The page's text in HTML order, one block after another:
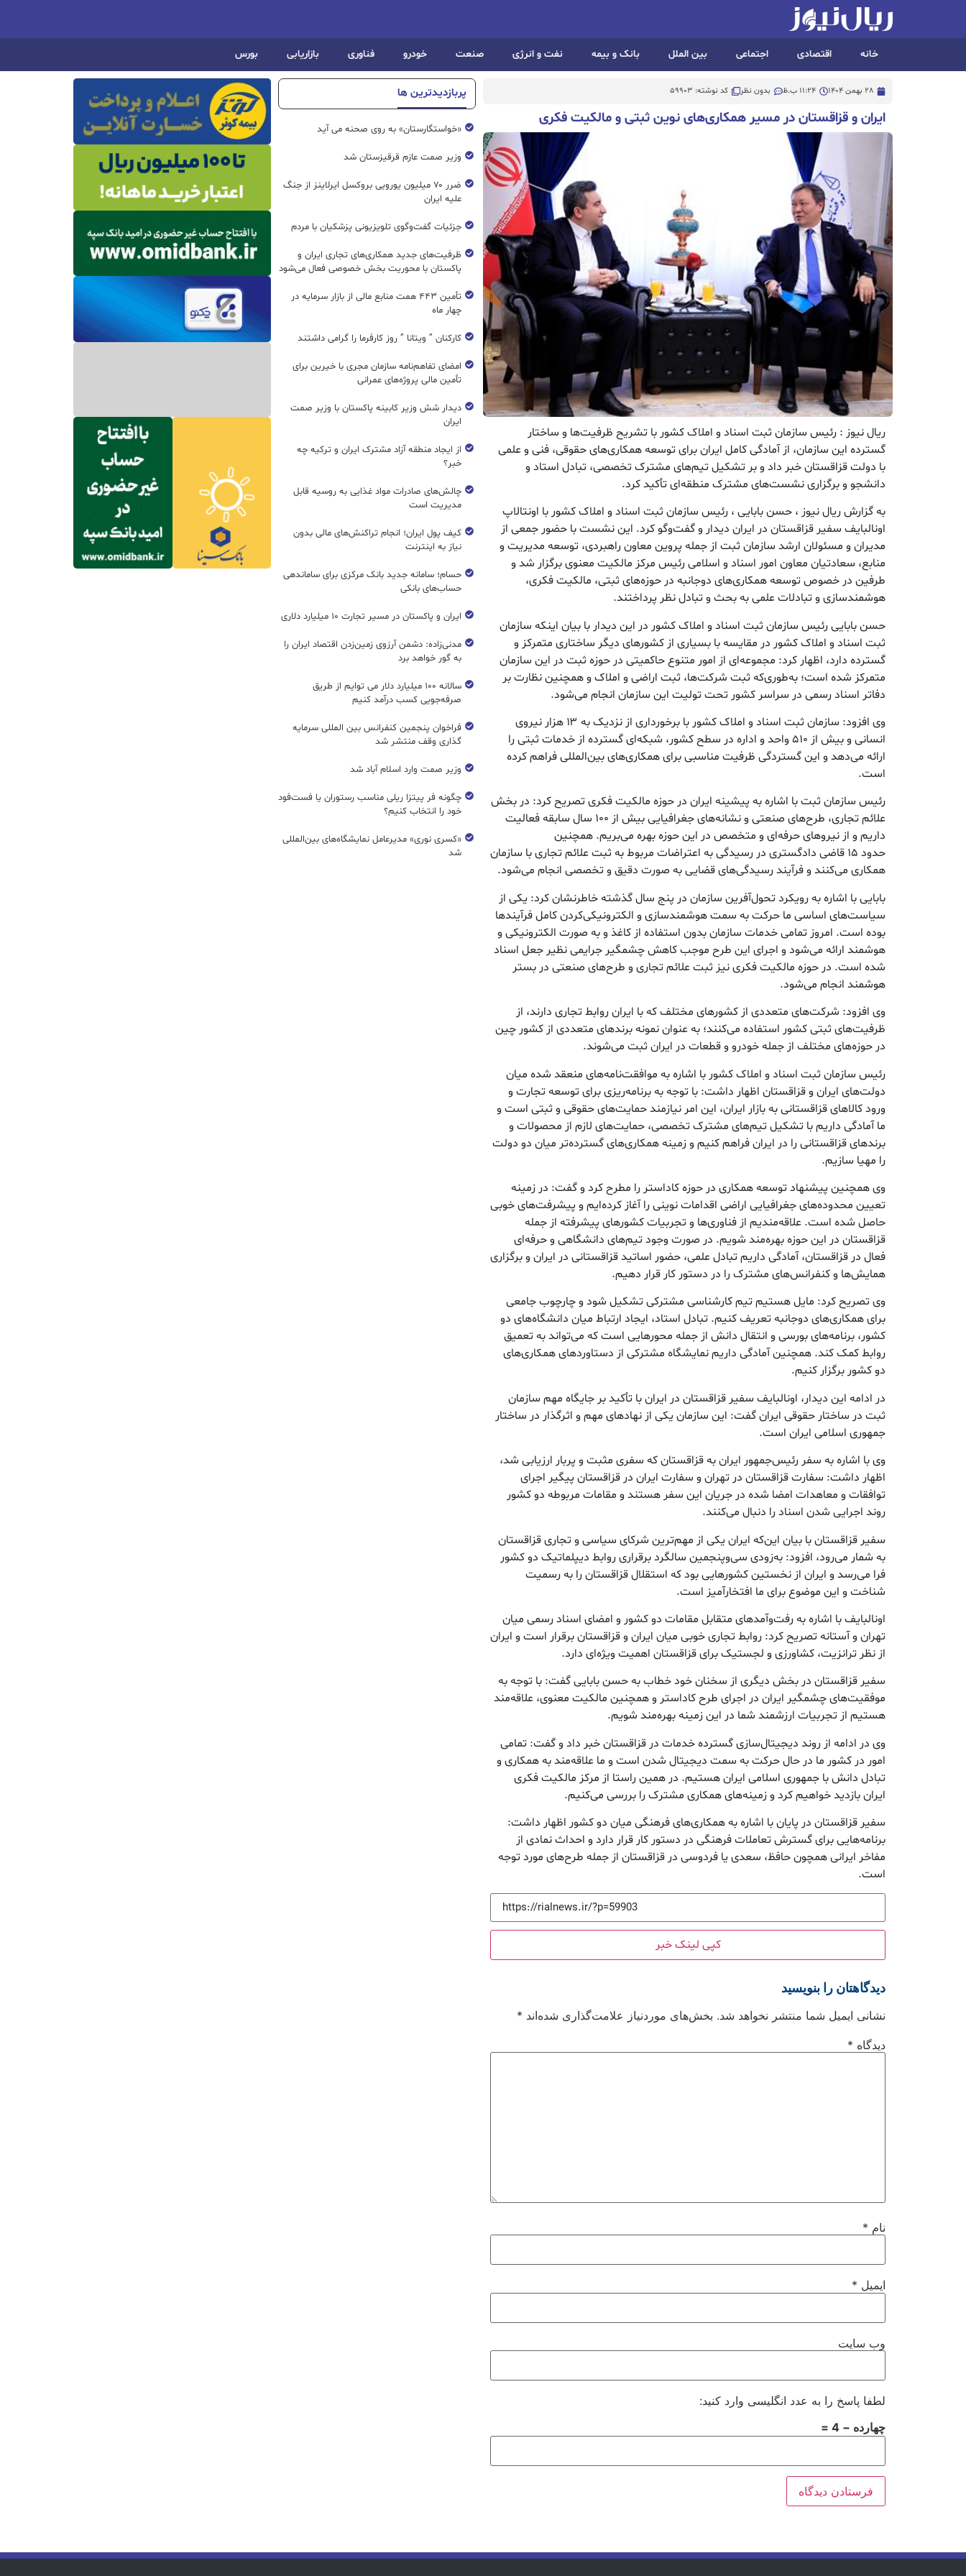
خانه اقتصادی اجتماعی بین الملل بانک و بیمه نفت و انرژی صنعت خودرو فناوری بازاریابی بورس
28 بهمن 1404 11:24 ب.ظ بدون نظر کد نوشته: 59903
ایران و قزاقستان در مسیر همکاری‌های نوین ثبتی و مالکیت فکری
ریال نیوز : رئیس سازمان ثبت اسناد و املاک کشور با تشریح ظرفیت‌ها و ساختار
گسترده این سازمان، از آمادگی کامل ایران برای توسعه همکاری‌های حقوقی، فنی و علمی
با دولت قزاقستان خبر داد و بر تشکیل تیم‌های مشترک تخصصی، تبادل استاد و
دانشجو و برگزاری نشست‌های مشترک منطقه‌ای تأکید کرد.
به گزارش ریال نیوز ، حسن بابایی ، رئیس سازمان ثبت اسناد و املاک کشور با اونتالاپ
اونالبایف سفیر قزاقستان در ایران دیدار و گفت‌و‌گو کرد. این نشست با حضور جمعی از
مدیران و مسئولان ارشد سازمان ثبت از جمله پروین معاون راهبردی، توسعه مدیریت و
منابع، سعادتیان معاون امور اسناد و اسلامی رئیس مرکز مالکیت معنوی برگزار شد و
طرفین در خصوص توسعه همکاری‌های دوجانبه در حوزه‌های ثبتی، مالکیت فکری،
هوشمندسازی و تبادلات علمی به بحث و تبادل نظر پرداختند.
حسن بابایی رئیس سازمان ثبت اسناد و املاک کشور در این دیدار با بیان اینکه سازمان
ثبت اسناد و املاک کشور در مقایسه با بسیاری از کشور‌های دیگر ساختاری متمرکز و
گسترده دارد، اظهار کرد: مجموعه‌ای از امور متنوع حاکمیتی در حوزه ثبت در این سازمان
متمرکز شده است؛ به‌طوری‌که ثبت شرکت‌ها، ثبت اراضی و املاک و همچنین نظارت بر
دفاتر اسناد رسمی در سراسر کشور تحت تولیت این سازمان انجام می‌شود.
وی افزود: سازمان ثبت اسناد و املاک کشور با برخورداری از نزدیک به ۱۳ هزار نیروی
انسانی و بیش از ۵۱۰ واحد و اداره در سطح کشور، شبکه‌ای گسترده از خدمات ثبتی را
ارائه می‌دهد و این گستردگی ظرفیت مناسبی برای همکاری‌های بین‌المللی فراهم کرده
است.
رئیس سازمان ثبت با اشاره به پیشینه ایران در حوزه مالکیت فکری تصریح کرد: در بخش
علائم تجاری، طرح‌های صنعتی و نشانه‌های جغرافیایی بیش از ۱۰۰ سال سابقه فعالیت
داریم و از نیرو‌های حرفه‌ای و متخصص در این حوزه بهره می‌بریم. همچنین
حدود ۱۵ قاضی دادگستری در رسیدگی به اعتراضات مربوط به ثبت علائم تجاری با سازمان
همکاری می‌کنند و فرآیند رسیدگی‌های قضایی به صورت دقیق و تخصصی انجام می‌شود.
بابایی با اشاره به رویکرد تحول‌آفرین سازمان در پنج سال گذشته خاطرنشان کرد: یکی از
سیاست‌های اساسی ما حرکت به سمت هوشمندسازی و الکترونیکی‌کردن کامل فرآیند‌ها
بوده است. امروز تمامی خدمات سازمان بدون استفاده از کاغذ و به صورت الکترونیکی و
هوشمند ارائه می‌شود و اجرای این طرح موجب کاهش چشمگیر جرایمی نظیر جعل اسناد
شده است. در حوزه مالکیت فکری نیز ثبت علائم تجاری و طرح‌های صنعتی در بستر
هوشمند انجام می‌شود.
وی افزود: شرکت‌های متعددی از کشور‌های مختلف که با ایران روابط تجاری دارند، از
ظرفیت‌های ثبتی کشور استفاده می‌کنند؛ به عنوان نمونه برند‌های متعددی از کشور چین
در حوزه‌های مختلف از جمله خودرو و قطعات در ایران ثبت می‌شوند.
رئیس سازمان ثبت اسناد و املاک کشور با اشاره به موافقت‌نامه‌های منعقد شده میان
دولت‌های ایران و قزاقستان اظهار داشت: با توجه به برنامه‌ریزی برای توسعه تجارت و
ورود کالا‌های قزاقستانی به بازار ایران، این امر نیازمند حمایت‌های حقوقی و ثبتی است و
ما آمادگی داریم با تشکیل تیم‌های مشترک تخصصی، حمایت‌های لازم از محصولات و
برند‌های قزاقستانی را در ایران فراهم کنیم و زمینه همکاری‌های گسترده‌تر میان دو دولت
را مهیا سازیم.
وی همچنین پیشنهاد توسعه همکاری در حوزه کاداستر را مطرح کرد و گفت: در زمینه
تعیین محدوده‌های جغرافیایی اراضی اقدامات نوینی را آغاز کرده‌ایم و پیشرفت‌های خوبی
حاصل شده است. علاقه‌مندیم از فناوری‌ها و تجربیات کشور‌های پیشرفته از جمله
قزاقستان در این حوزه بهره‌مند شویم. در صورت وجود تیم‌های دانشگاهی و حرفه‌ای
فعال در قزاقستان، آمادگی داریم تبادل علمی، حضور اساتید قزاقستانی در ایران و برگزاری
همایش‌ها و کنفرانس‌های مشترک را در دستور کار قرار دهیم.
وی تصریح کرد: مایل هستیم تیم کارشناسی مشترکی تشکیل شود و چارچوب جامعی
برای همکاری‌های دوجانبه تعریف کنیم. تبادل استاد، ایجاد ارتباط میان دانشگاه‌های دو
کشور، برنامه‌های بورسی و انتقال دانش از جمله محور‌هایی است که می‌تواند به تعمیق
روابط کمک کند. همچنین آمادگی داریم نمایشگاه مشترکی از دستاورد‌های همکاری‌های
دو کشور برگزار کنیم.
در ادامه این دیدار، اونالبایف سفیر قزاقستان در ایران با تأکید بر جایگاه مهم سازمان
ثبت در ساختار حقوقی ایران گفت: این سازمان یکی از نهاد‌های مهم و اثرگذار در ساختار
جمهوری اسلامی ایران است.
وی با اشاره به سفر رئیس‌جمهور ایران به قزاقستان که سفری مثبت و پربار ارزیابی شد،
اظهار داشت: سفارت قزاقستان در تهران و سفارت ایران در قزاقستان پیگیر اجرای
توافقات و معاهدات امضا شده در جریان این سفر هستند و مقامات مربوطه دو کشور
روند اجرایی شدن اسناد را دنبال می‌کنند.
سفیر قزاقستان با بیان این‌که ایران یکی از مهم‌ترین شرکای سیاسی و تجاری قزاقستان
به شمار می‌رود، افزود: به‌زودی سی‌وپنجمین سالگرد برقراری روابط دیپلماتیک دو کشور
فرا می‌رسد و ایران از نخستین کشور‌هایی بود که استقلال قزاقستان را به رسمیت
شناخت و این موضوع برای ما افتخارآمیز است.
اونالبایف با اشاره به رفت‌وآمد‌های متقابل مقامات دو کشور و امضای اسناد رسمی میان
تهران و آستانه تصریح کرد: روابط تجاری خوبی میان ایران و قزاقستان برقرار است و ایران
از نظر ترانزیت، کشاورزی و لجستیک برای قزاقستان اهمیت ویژه‌ای دارد.
سفیر قزاقستان در بخش دیگری از سخنان خود خطاب به حسن بابایی گفت: با توجه به
موفقیت‌های چشمگیر ایران در اجرای طرح کاداستر و همچنین مالکیت معنوی، علاقه‌مند
هستیم از تجربیات ارزشمند شما در این زمینه بهره‌مند شویم.
وی در ادامه از روند دیجیتال‌سازی گسترده خدمات در قزاقستان خبر داد و گفت: تمامی
امور در کشور ما در حال حرکت به سمت دیجیتال شدن است و ما علاقه‌مند به همکاری و
تبادل دانش با جمهوری اسلامی ایران هستیم. در همین راستا از مرکز مالکیت فکری
ایران بازدید خواهیم کرد و زمینه‌های همکاری مشترک را بررسی می‌کنیم.
سفیر قزاقستان در پایان با اشاره به همکاری‌های فرهنگی میان دو کشور اظهار داشت:
برنامه‌هایی برای گسترش تعاملات فرهنگی در دستور کار قرار دارد و احداث نماد‌ی از
مفاخر ایرانی همچون حافظ، سعدی یا فردوسی در قزاقستان از جمله طرح‌های مورد توجه
است.
کپی لینک خبر
دیدگاهتان را بنویسید
نشانی ایمیل شما منتشر نخواهد شد. بخش‌های موردنیاز علامت‌گذاری شده‌اند *
دیدگاه *
نام *
ایمیل *
وب‌ سایت
لطفا پاسخ را به عدد انگلیسی وارد کنید:
چهارده − 4 =
پربازدیدترین ها
«خواستگارستان» به روی صحنه می آید
وزیر صمت عازم قرقیزستان شد
ضرر ۷۰ میلیون یورویی بروکسل ایرلاینز از جنگ
علیه ایران
جزئیات گفت‌وگوی تلویزیونی پزشکیان با مردم
ظرفیت‌های جدید همکاری‌های تجاری ایران و
پاکستان با محوریت بخش خصوصی فعال می‌شود
تأمین ۴۴۳ همت منابع مالی از بازار سرمایه در
چهار ماه
کارکنان ” ویتانا ” روز کارفرما را گرامی داشتند
امضای تفاهم‌نامه سازمان مجری با خیرین برای
تأمین مالی پروژه‌های عمرانی
دیدار شش وزیر کابینه پاکستان با وزير صمت
ایران
از ایجاد منطقه آزاد مشترک ایران و ترکیه چه
خبر؟
چالش‌های صادرات مواد غذایی به روسیه قابل
مدیریت است
کیف پول ایران؛ انجام تراکنش‌های مالی بدون
نیاز به اینترنت
حسام؛ سامانه جدید بانک مرکزی برای ساماندهی
حساب‌های بانکی
ایران و پاکستان در مسیر تجارت ۱۰ میلیارد دلاری
مدنی‌زاده: دشمن آرزوی زمین‌زدن اقتصاد ایران را
به گور خواهد برد
سالانه ۱۰۰ میلیارد دلار می توایم از طریق
صرفه‌جویی کسب درآمد کنیم
فراخوان پنجمین کنفرانس بین المللی سرمایه
گذاری وقف منتشر شد
وزیر صمت وارد اسلام آباد شد
چگونه فر پیتزا ریلی مناسب رستوران یا فست‌فود
خود را انتخاب کنیم؟
«کسری نوری» مدیرعامل نمایشگاه‌های بین‌المللی
شد